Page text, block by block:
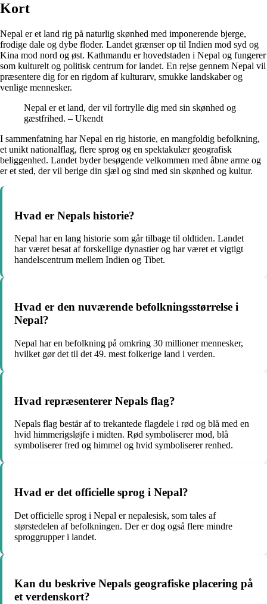
Kort
Nepal er et land rig på naturlig skønhed med imponerende bjerge,
frodige dale og dybe floder. Landet grænser op til Indien mod syd og
Kina mod nord og øst. Kathmandu er hovedstaden i Nepal og fungerer
som kulturelt og politisk centrum for landet. En rejse gennem Nepal vil
præsentere dig for en rigdom af kulturarv, smukke landskaber og
venlige mennesker.
Nepal er et land, der vil fortrylle dig med sin skønhed og
gæstfrihed. – Ukendt
I sammenfatning har Nepal en rig historie, en mangfoldig befolkning,
et unikt nationalflag, flere sprog og en spektakulær geografisk
beliggenhed. Landet byder besøgende velkommen med åbne arme og
er et sted, der vil berige din sjæl og sind med sin skønhed og kultur.
Hvad er Nepals historie?
Nepal har en lang historie som går tilbage til oldtiden. Landet
har været besat af forskellige dynastier og har været et vigtigt
handelscentrum mellem Indien og Tibet.
Hvad er den nuværende befolkningsstørrelse i
Nepal?
Nepal har en befolkning på omkring 30 millioner mennesker,
hvilket gør det til det 49. mest folkerige land i verden.
Hvad repræsenterer Nepals flag?
Nepals flag består af to trekantede flagdele i rød og blå med en
hvid himmerigsløjfe i midten. Rød symboliserer mod, blå
symboliserer fred og himmel og hvid symboliserer renhed.
Hvad er det officielle sprog i Nepal?
Det officielle sprog i Nepal er nepalesisk, som tales af
størstedelen af befolkningen. Der er dog også flere mindre
sproggrupper i landet.
Kan du beskrive Nepals geografiske placering på
et verdenskort?